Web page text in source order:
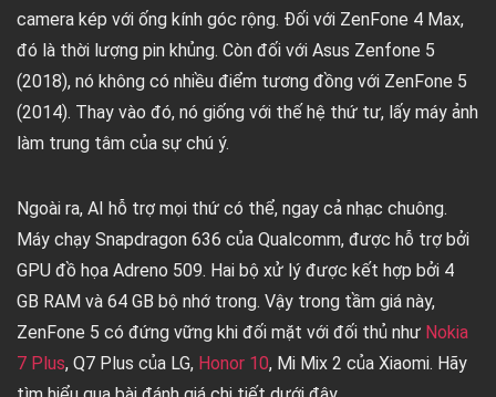
camera kép với ống kính góc rộng. Đối với ZenFone 4 Max,
đó là thời lượng pin khủng. Còn đối với Asus Zenfone 5
(2018), nó không có nhiều điểm tương đồng với ZenFone 5
(2014). Thay vào đó, nó giống với thế hệ thứ tư, lấy máy ảnh
làm trung tâm của sự chú ý.
Ngoài ra, AI hỗ trợ mọi thứ có thể, ngay cả nhạc chuông.
Máy chạy Snapdragon 636 của Qualcomm, được hỗ trợ bởi
GPU đồ họa Adreno 509. Hai bộ xử lý được kết hợp bởi 4
GB RAM và 64 GB bộ nhớ trong. Vậy trong tầm giá này,
ZenFone 5 có đứng vững khi đối mặt với đối thủ như Nokia
7 Plus, Q7 Plus của LG, Honor 10, Mi Mix 2 của Xiaomi. Hãy